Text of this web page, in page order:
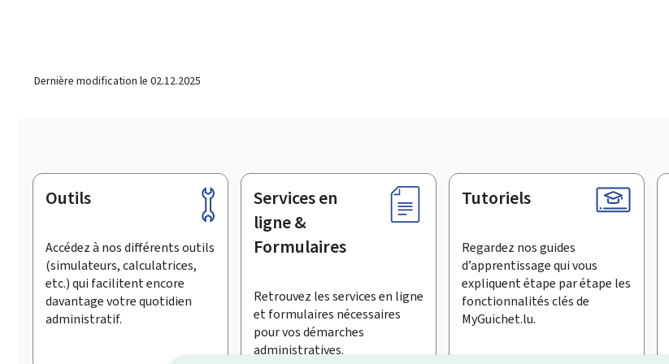
Dernière modification le 02.12.2025
Pied
page
Outils
Accédez à nos différents outils
(simulateurs, calculatrices,
etc.) qui facilitent encore
davantage votre quotidien
administratif.
Services en
ligne &
Formulaires
Retrouvez les services en ligne
et formulaires nécessaires
pour vos démarches
administratives.
Tutoriels
Regardez nos guides
d’apprentissage qui vous
expliquent étape par étape les
fonctionnalités clés de
MyGuichet.lu.